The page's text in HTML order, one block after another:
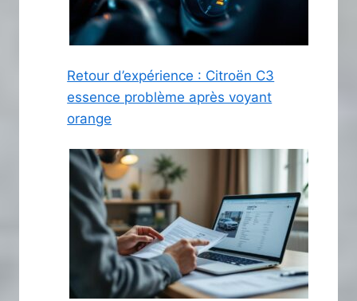
Retour d’expérience : Citroën C3
essence problème après voyant
orange